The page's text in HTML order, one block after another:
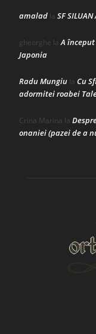
amalad la SF
gheorghe laA
Japonia
Radu Mungiu la Cu
adormitei roabei
Crina Marina la
onaniei (pazei de a